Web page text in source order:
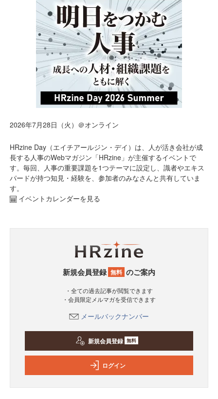
2026年7月28日（火）＠オンライン
HRzine Day（エイチアールジン・デイ）は、人が活き会社が成
長する人事のWebマガジン「HRzine」が主催するイベントで
す。毎回、人事の重要課題を1つテーマに設定し、識者やエキス
パードが持つ知見・経験を、参加者のみなさんと共有していま
す。
イベントカレンダーを見る
新規会員登録 無料 のご案内
・全ての過去記事が閲覧できます
・会員限定メルマガを受信できます
メールバックナンバー
新規会員登録 無料
ログイン